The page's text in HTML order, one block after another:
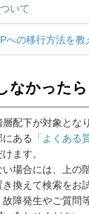
いて
への移行方法を教
なかったら
配下が対象とな
ある
「よくあ
ます。
場合には、上の
換えて検索をお
障発生やご質問